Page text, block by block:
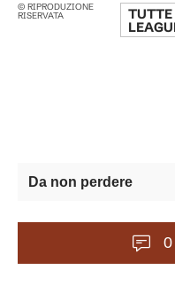
© RIPRODUZIONE
RISERVATA TUTTE
Da non perdere